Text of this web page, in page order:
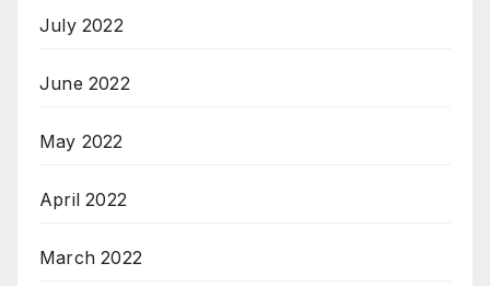
July 2022
June 2022
May 2022
April 2022
March 2022